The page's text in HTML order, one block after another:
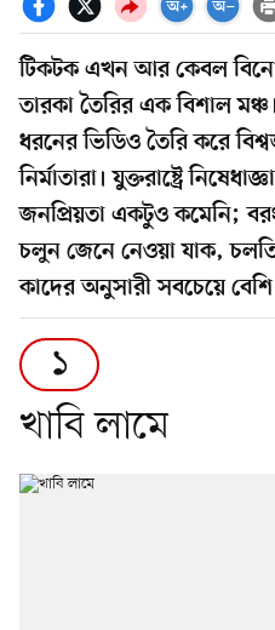
টিকটক এখন আর কেবল
তারকা তৈরির এক বিশাল
ধরনের ভিডিও তৈরি করে
নির্মাতারা। যুক্তরাষ্ট্রে
জনপ্রিয়তা একটুও কমেনি;
চলুন জেনে নেওয়া যাক,
কাদের অনুসারী সবচেয়ে
১
খাবি লামে